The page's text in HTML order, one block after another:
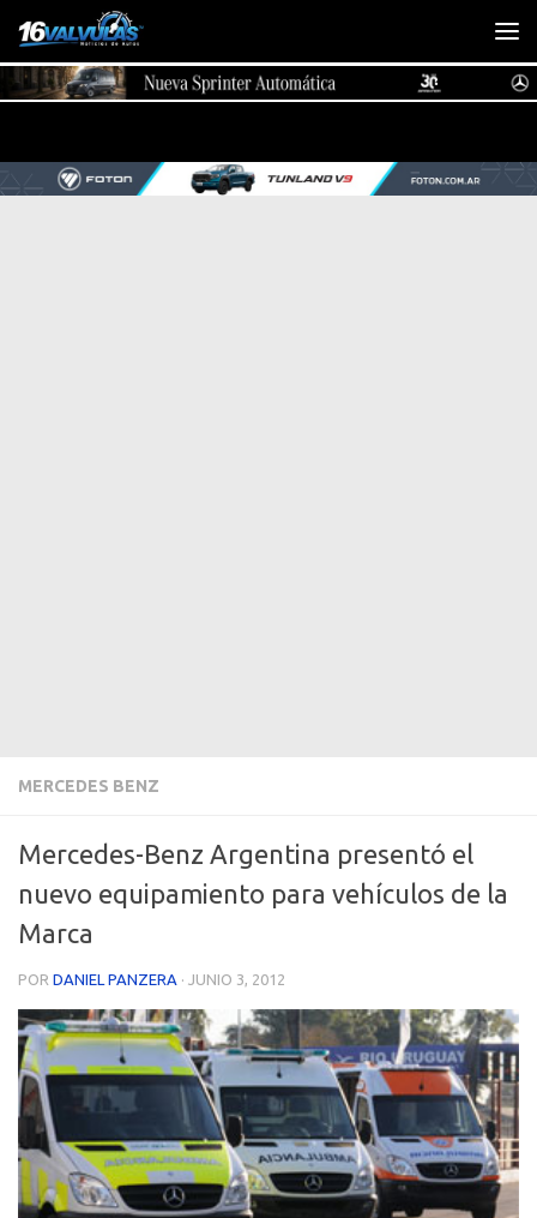
Saltar al contenido
MERCEDES BENZ
Mercedes-Benz Argentina presentó el
nuevo equipamiento para vehículos de la
Marca
POR DANIEL PANZERA · JUNIO 3, 2012